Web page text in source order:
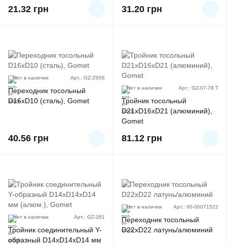
21.32 грн 31.20 грн
Нет в наличии Арт.: GZ-250S
Переходник тосольный
D16xD10 (сталь), Gomet
40.56 грн
Нет в наличии Арт.: GZ-07-78 T
Тройник тосольный
D21xD16xD21 (алюминий),
Gomet
81.12 грн
Нет в наличии Арт.: GZ-281
Тройник соединительный Y-
образный D14xD14xD14 мм
Нет в наличии Арт.: 00-00071522
Переходник тосольный
D22хD22 латунь/алюминий